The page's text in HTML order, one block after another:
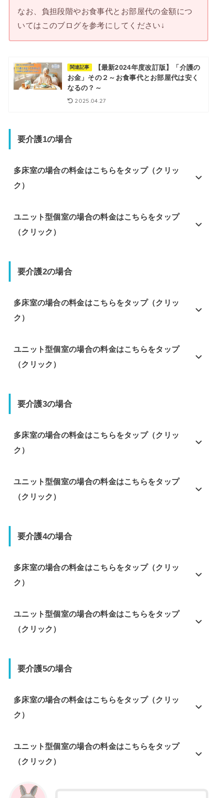
なお、負担段階やお食事代とお部屋代の金額につ
いてはこのブログを参考にしてください↓
関連記事
【最新2024年度改訂版】「介護の
お金」その２～お食事代とお部屋代は安く
なるの？～
2025.04.27
要介護1の場合
多床室の場合の料金はこちらをタップ（クリッ
ク）
ユニット型個室の場合の料金はこちらをタップ
（クリック）
要介護2の場合
多床室の場合の料金はこちらをタップ（クリッ
ク）
ユニット型個室の場合の料金はこちらをタップ
（クリック）
要介護3の場合
多床室の場合の料金はこちらをタップ（クリッ
ク）
ユニット型個室の場合の料金はこちらをタップ
（クリック）
要介護4の場合
多床室の場合の料金はこちらをタップ（クリッ
ク）
ユニット型個室の場合の料金はこちらをタップ
（クリック）
要介護5の場合
多床室の場合の料金はこちらをタップ（クリッ
ク）
ユニット型個室の場合の料金はこちらをタップ
（クリック）